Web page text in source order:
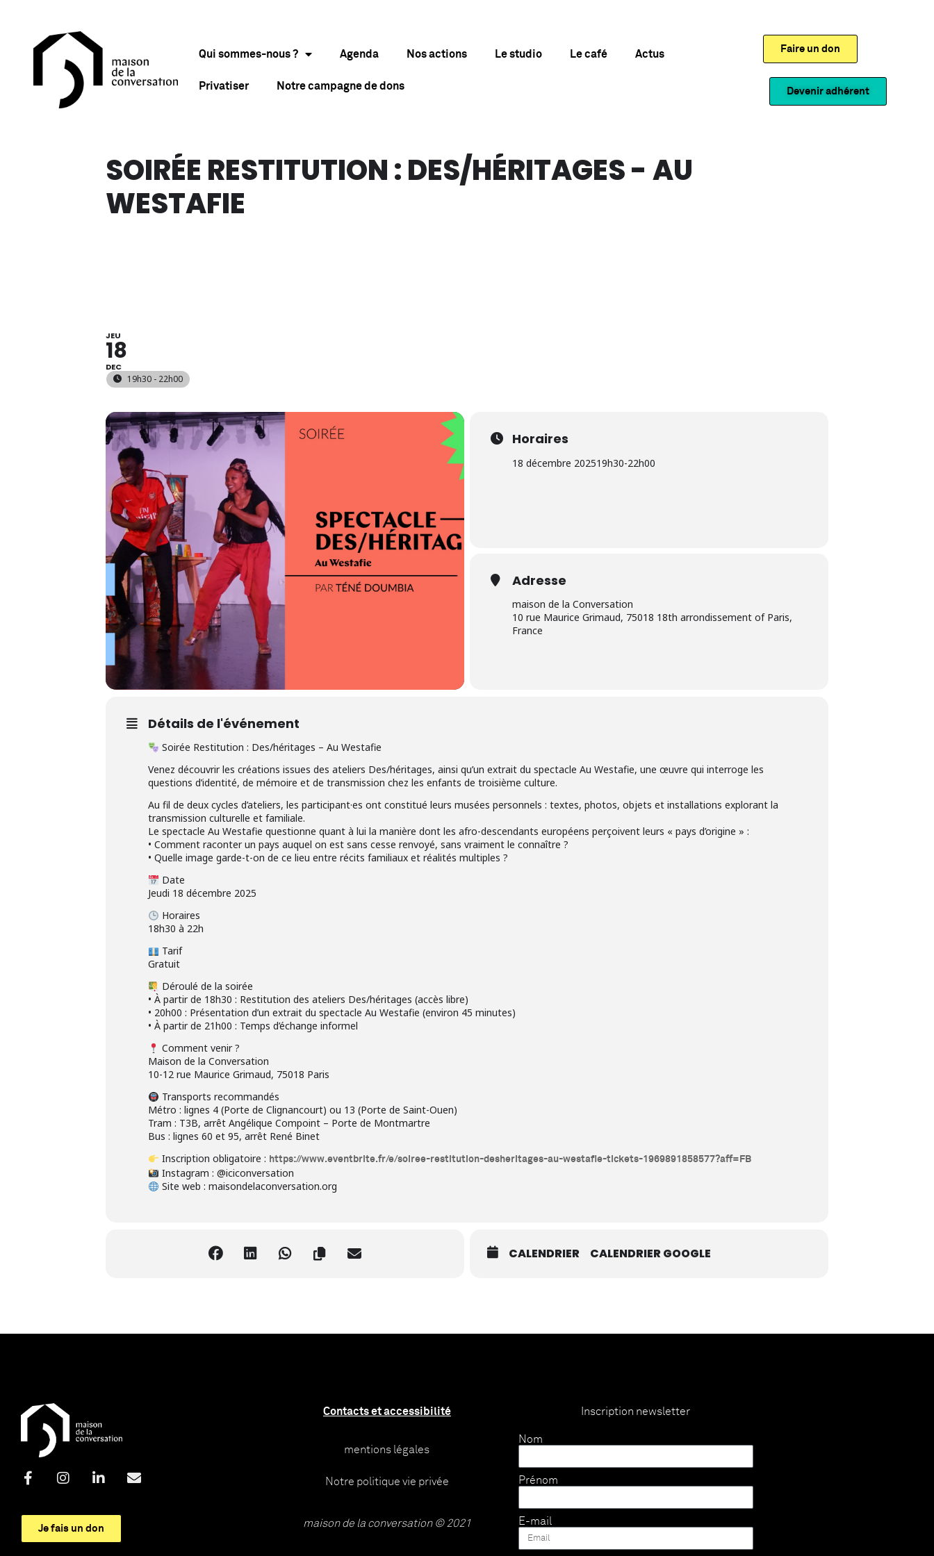
Qui sommes-nous ? Agenda Nos actions Le studio Le café Actus
Privatiser Notre campagne de dons
Faire un don
Devenir adhérent
SOIRÉE RESTITUTION : DES/HÉRITAGES - AU
WESTAFIE
JEU
18
DEC
19h30 - 22h00
Horaires
18 décembre 202519h30-22h00
Adresse
maison de la Conversation
10 rue Maurice Grimaud, 75018 18th arrondissement of Paris,
France
Détails de l'événement
Soirée Restitution : Des/héritages – Au Westafie
Venez découvrir les créations issues des ateliers Des/héritages, ainsi qu’un extrait du spectacle Au Westafie, une œuvre qui interroge les
questions d’identité, de mémoire et de transmission chez les enfants de troisième culture.
Au fil de deux cycles d’ateliers, les participant·es ont constitué leurs musées personnels : textes, photos, objets et installations explorant la
transmission culturelle et familiale.
Le spectacle Au Westafie questionne quant à lui la manière dont les afro-descendants européens perçoivent leurs « pays d’origine » :
• Comment raconter un pays auquel on est sans cesse renvoyé, sans vraiment le connaître ?
• Quelle image garde-t-on de ce lieu entre récits familiaux et réalités multiples ?
Date
Jeudi 18 décembre 2025
Horaires
18h30 à 22h
Tarif
Gratuit
Déroulé de la soirée
• À partir de 18h30 : Restitution des ateliers Des/héritages (accès libre)
• 20h00 : Présentation d’un extrait du spectacle Au Westafie (environ 45 minutes)
• À partir de 21h00 : Temps d’échange informel
Comment venir ?
Maison de la Conversation
10-12 rue Maurice Grimaud, 75018 Paris
Transports recommandés
Métro : lignes 4 (Porte de Clignancourt) ou 13 (Porte de Saint-Ouen)
Tram : T3B, arrêt Angélique Compoint – Porte de Montmartre
Bus : lignes 60 et 95, arrêt René Binet
Inscription obligatoire : https://www.eventbrite.fr/e/soiree-restitution-desheritages-au-westafie-tickets-1969891858577?aff=FB
Instagram : @iciconversation
Site web : maisondelaconversation.org
CALENDRIER CALENDRIER GOOGLE
Je fais un don
Contacts et accessibilité
mentions légales
Notre politique vie privée
maison de la conversation © 2021
Inscription newsletter
Nom
Prénom
E-mail